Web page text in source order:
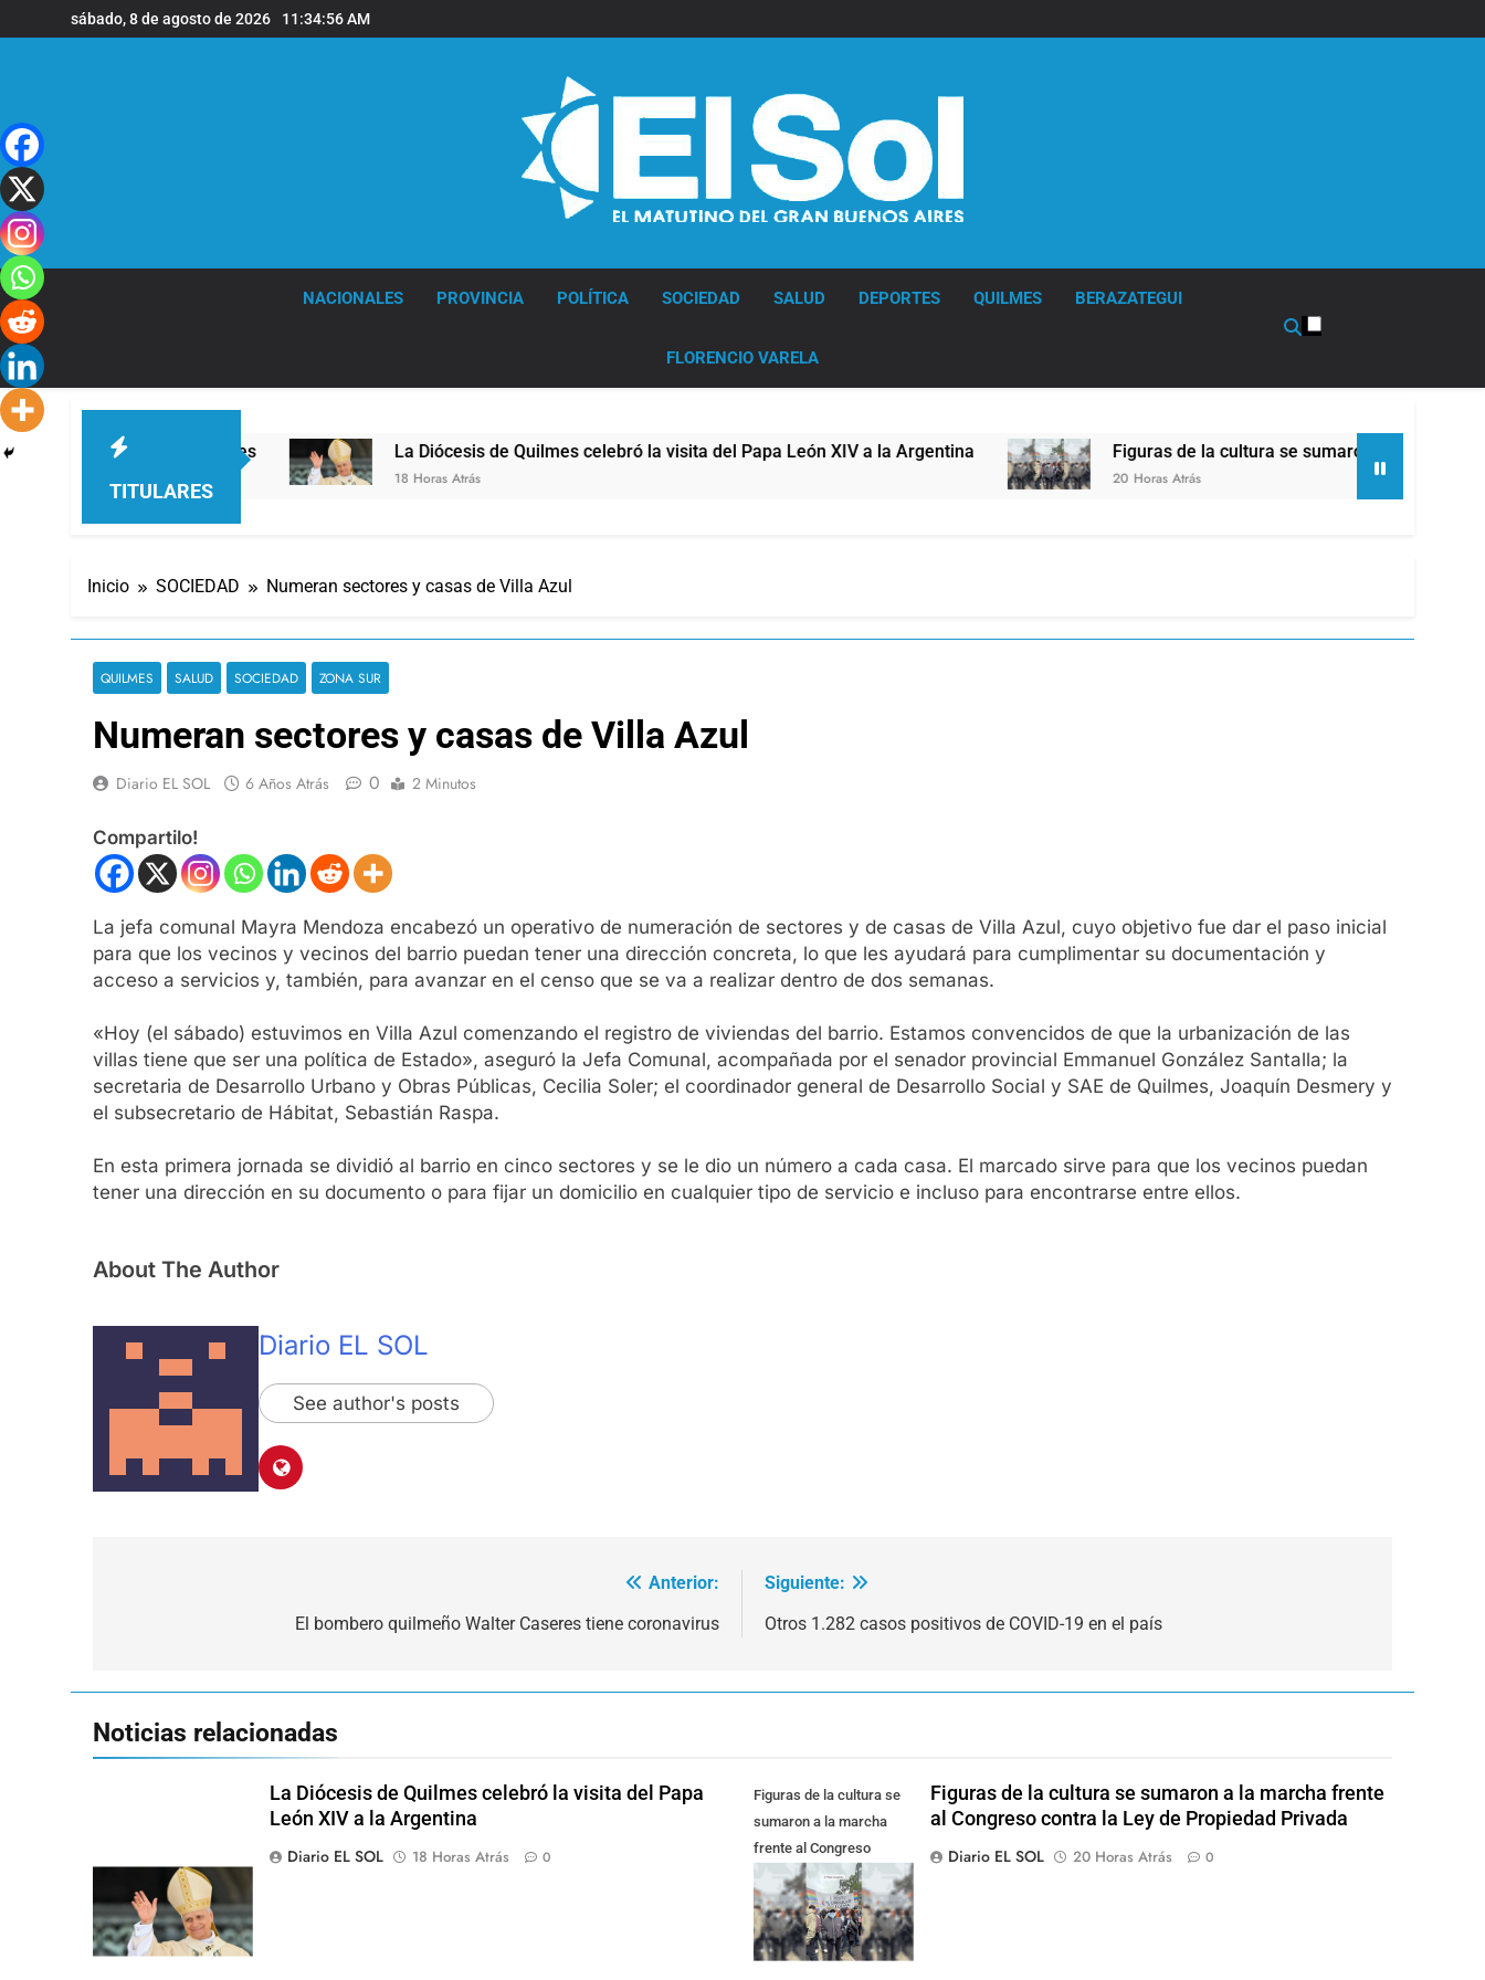
al
sábado, 8 de agosto de 2026 11:34:57 AM
NACIONALES PROVINCIA POLÍTICA SOCIEDAD SALUD DEPORTES QUILMES BERAZATEGUI
FLORENCIO VARELA
TITULARES
en la sede de Quilmes La Diócesis de Quilmes celebró la visita del Papa León XIV a la Argentina
18 Horas Atrás
Figuras de la cultura se sumaron a la marcha frente
20 Horas Atrás
Inicio SOCIEDAD Numeran sectores y casas de Villa Azul
QUILMES SALUD SOCIEDAD ZONA SUR
Numeran sectores y casas de Villa Azul
Diario EL SOL 6 Años Atrás 0 2 Minutos
Compartilo!
La jefa comunal Mayra Mendoza encabezó un operativo de numeración de sectores y de casas de Villa Azul, cuyo objetivo fue dar el paso inicial
para que los vecinos y vecinos del barrio puedan tener una dirección concreta, lo que les ayudará para cumplimentar su documentación y
acceso a servicios y, también, para avanzar en el censo que se va a realizar dentro de dos semanas.
«Hoy (el sábado) estuvimos en Villa Azul comenzando el registro de viviendas del barrio. Estamos convencidos de que la urbanización de las
villas tiene que ser una política de Estado», aseguró la Jefa Comunal, acompañada por el senador provincial Emmanuel González Santalla; la
secretaria de Desarrollo Urbano y Obras Públicas, Cecilia Soler; el coordinador general de Desarrollo Social y SAE de Quilmes, Joaquín Desmery y
el subsecretario de Hábitat, Sebastián Raspa.
En esta primera jornada se dividió al barrio en cinco sectores y se le dio un número a cada casa. El marcado sirve para que los vecinos puedan
tener una dirección en su documento o para fijar un domicilio en cualquier tipo de servicio e incluso para encontrarse entre ellos.
About The Author
Diario EL SOL
See author's posts
Anterior:
El bombero quilmeño Walter Caseres tiene coronavirus
Siguiente:
Otros 1.282 casos positivos de COVID-19 en el país
Noticias relacionadas
La Diócesis de Quilmes celebró la visita del Papa
León XIV a la Argentina
Diario EL SOL
18 Horas Atrás 0
Figuras de la cultura se
sumaron a la marcha
frente al Congreso
contra la Ley de
Propiedad Privada
Figuras de la cultura se sumaron a la marcha frente
al Congreso contra la Ley de Propiedad Privada
Diario EL SOL
20 Horas Atrás 0